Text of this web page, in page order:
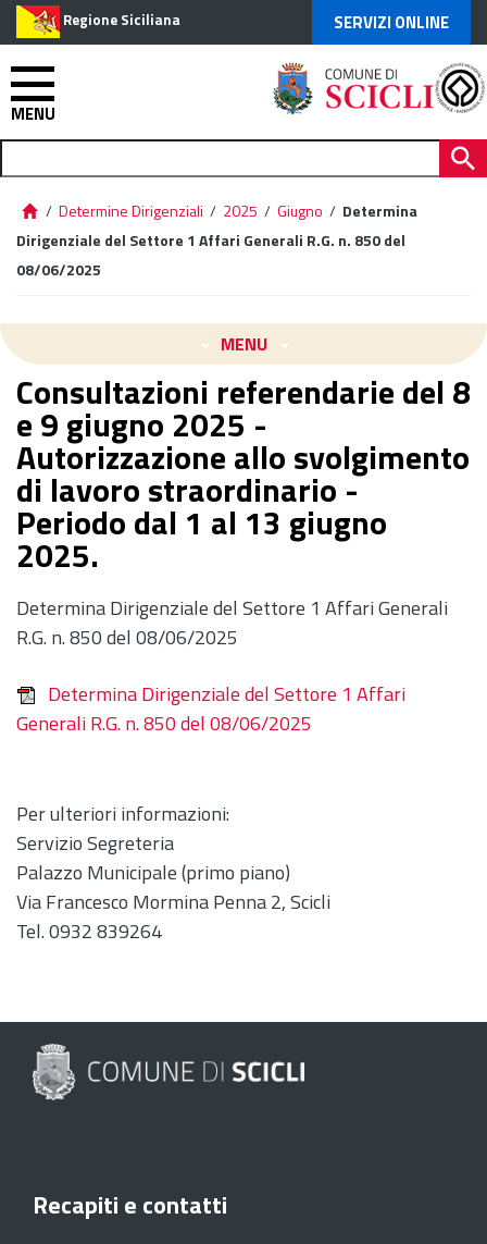
Regione Siciliana SERVIZI ONLINE
MENU
/ Determine Dirigenziali / 2025 / Giugno / Determina
Dirigenziale del Settore 1 Affari Generali R.G. n. 850 del
08/06/2025
MENU
Consultazioni referendarie del 8
e 9 giugno 2025 -
Autorizzazione allo svolgimento
di lavoro straordinario -
Periodo dal 1 al 13 giugno
2025.
Determina Dirigenziale del Settore 1 Affari Generali
R.G. n. 850 del 08/06/2025
Determina Dirigenziale del Settore 1 Affari
Generali R.G. n. 850 del 08/06/2025
Per ulteriori informazioni:
Servizio Segreteria
Palazzo Municipale (primo piano)
Via Francesco Mormina Penna 2, Scicli
Tel. 0932 839264
Recapiti e contatti